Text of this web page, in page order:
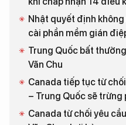
Nhật quyết định
cài phần mềm gián
Trung Quốc bất
Vãn Chu
Canada tiếp tục từ
– Trung Quốc sẽ trừng
Canada từ chối yêu